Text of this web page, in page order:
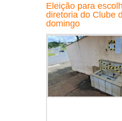
Eleição para
diretoria do Clube
domingo